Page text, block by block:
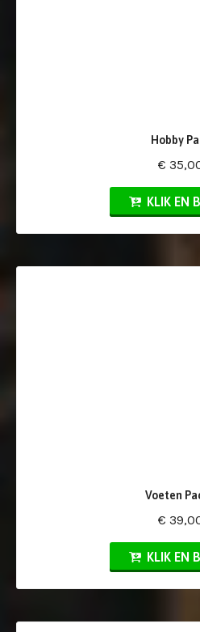
Hobby
€
KLIK EN
Voeten
€
KLIK EN